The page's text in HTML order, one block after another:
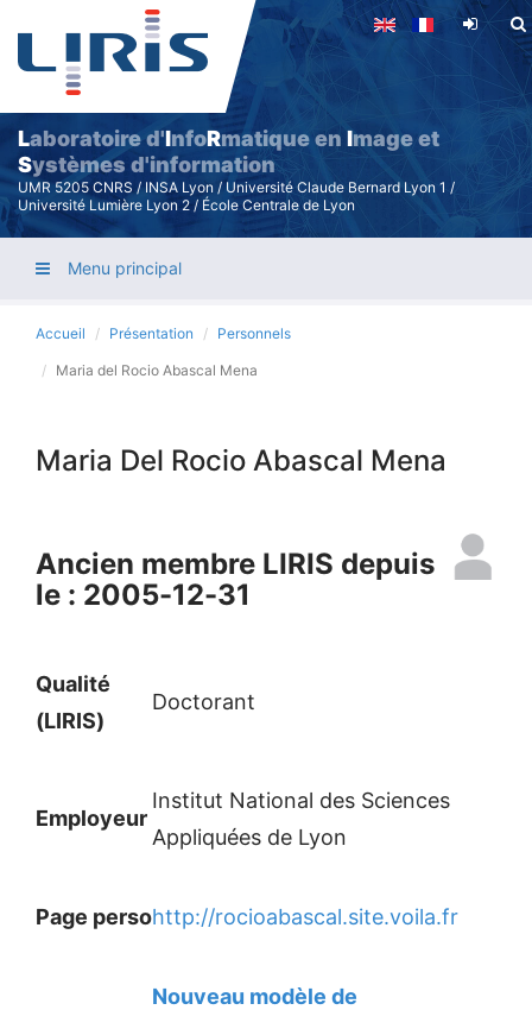
Aller
principal
Laboratoire d'InfoRmatique en Image et
Systèmes d'information
UMR 5205 CNRS / INSA Lyon / Université Claude Bernard Lyon 1 /
Université Lumière Lyon 2 / École Centrale de Lyon
Menu principal
Accueil Présentation Personnels
Maria del Rocio Abascal Mena
Maria Del Rocio Abascal Mena
Ancien membre LIRIS depuis
le : 2005-12-31
Qualité
(LIRIS)
Doctorant
Employeur
Institut National des Sciences
Appliquées de Lyon
Page persohttp://rocioabascal.site.voila.fr
Nouveau modèle de